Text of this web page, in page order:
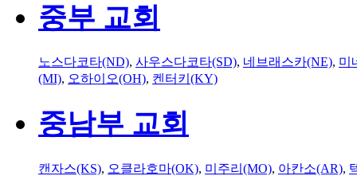
중부 교회
노스다코타(ND), 사우스다코타(SD), 네브래스카(NE), 미
(MI), 오하이오(OH), 켄터키(KY)
중남부 교회
캔자스(KS), 오클라호마(OK), 미주리(MO), 아칸소(AR),